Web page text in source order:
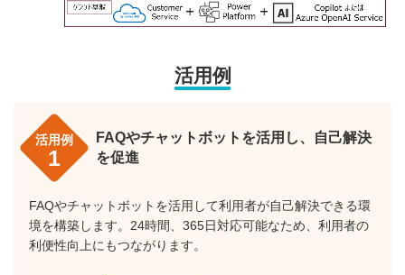
活用例
活用例
1
FAQやチャットボットを活用し、自己解決
を促進
FAQやチャットボットを活用して利用者が自己解決できる環
境を構築します。24時間、365日対応可能なため、利用者の
利便性向上にもつながります。